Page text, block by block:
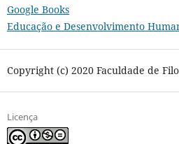
Google Books
Educação e Desenvolvimento
Copyright (c) 2020 Faculdade de
Licença